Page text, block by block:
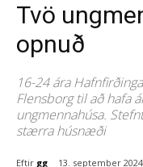
Tvö
opnuð
16-24 ára
Flensborg til að hafa
ungmennahúsa.
stærra húsnæði
Eftir gg 13. september 2024